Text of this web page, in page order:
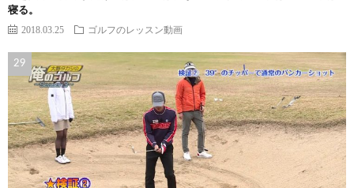
寝る。
2018.03.25 ゴルフのレッスン動画